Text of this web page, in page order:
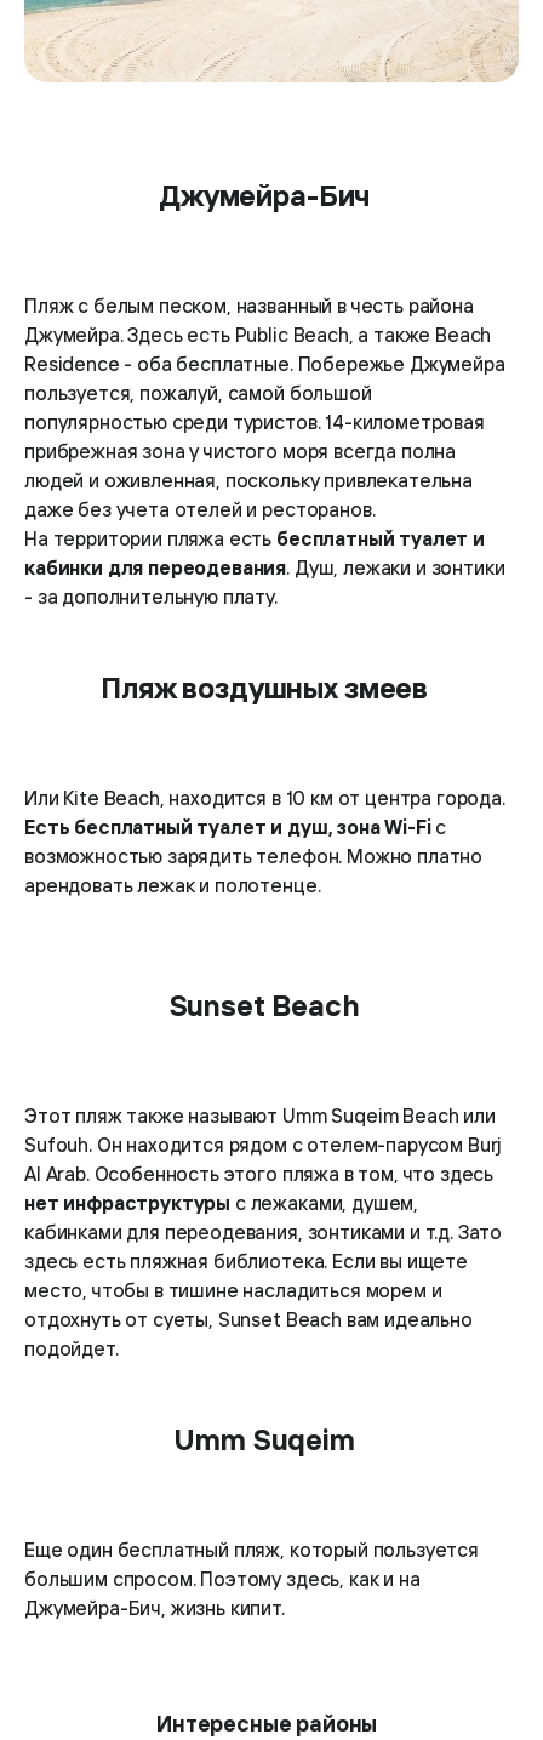
Джумейра-Бич
Пляж с белым песком, названный в честь района
Джумейра. Здесь есть Public Beach, а также Beach
Residence - оба бесплатные. Побережье Джумейра
пользуется, пожалуй, самой большой
популярностью среди туристов. 14-километровая
прибрежная зона у чистого моря всегда полна
людей и оживленная, поскольку привлекательна
даже без учета отелей и ресторанов.
На территории пляжа есть бесплатный туалет и
кабинки для переодевания. Душ, лежаки и зонтики
- за дополнительную плату.
Пляж воздушных змеев
Или Kite Beach, находится в 10 км от центра города.
Есть бесплатный туалет и душ, зона Wi-Fiс
возможностью зарядить телефон. Можно платно
арендовать лежак и полотенце.
Sunset Beach
Этот пляж также называют Umm Suqeim Beach или
Sufouh. Он находится рядом с отелем-парусом Burj
Al Arab. Особенность этого пляжа в том, что здесь
нет инфраструктуры с лежаками, душем,
кабинками для переодевания, зонтиками и т.д. Зато
здесь есть пляжная библиотека. Если вы ищете
место, чтобы в тишине насладиться морем и
отдохнуть от суеты, Sunset Beach вам идеально
подойдет.
Umm Suqeim
Еще один бесплатный пляж, который пользуется
большим спросом. Поэтому здесь, как и на
Джумейра-Бич, жизнь кипит.
Интересные районы